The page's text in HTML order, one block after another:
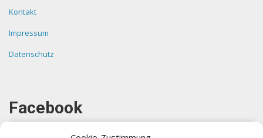
Kontakt
Impressum
Datenschutz
Facebook